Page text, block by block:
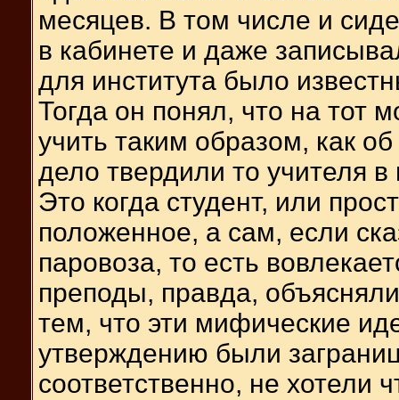
месяцев. В том числе и
в кабинете и даже
для института было
Тогда он понял, что на тот
учить таким образом, как
дело твердили то учителя
Это когда студент, или
положенное, а сам, если
паровоза, то есть
преподы, правда,
тем, что эти мифические
утверждению были
соответственно, не хотели